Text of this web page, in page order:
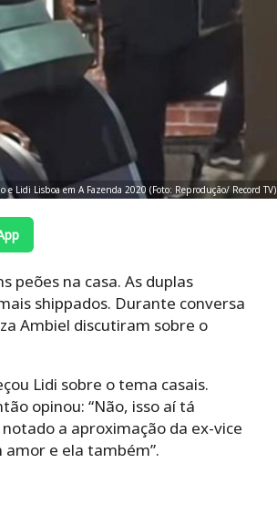
e Lidi Lisboa em A Fazenda 2020 (Foto: Reprodução/ Record TV)
peões na casa. As duplas
shippados. Durante conversa
Ambiel discutiram sobre o
Lidi sobre o tema casais.
opinou: “Não, isso aí tá
a aproximação da ex-vice
amor e ela também”.